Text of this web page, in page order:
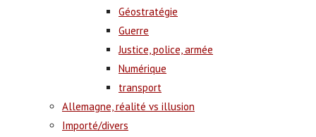
Géostratégie
Guerre
Justice, police, armée
Numérique
transport
Allemagne, réalité vs illusion
Importé/divers